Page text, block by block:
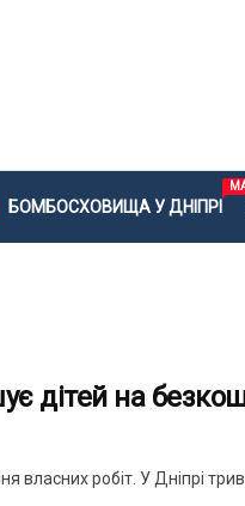
БОМБОСХОВИЩА У ДНІПРІ
дітей на
власних робіт. У Дніпрі